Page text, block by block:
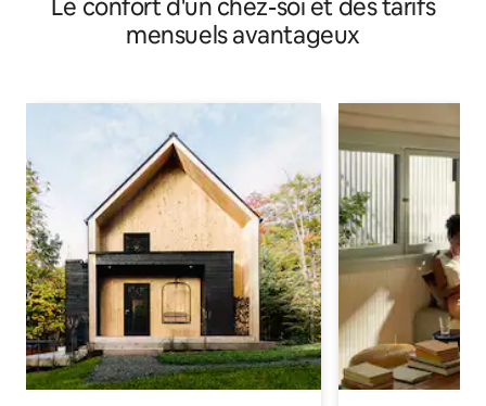
Le confort d'un chez-soi et des tarifs
mensuels avantageux